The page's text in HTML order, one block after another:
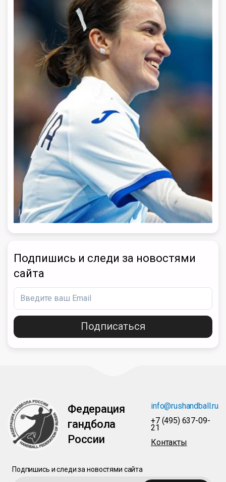
Подпишись и следи за новостями
сайта
Подписаться
Федерация
гандбола
России
info@rushandball.ru
+7 (495) 637-09-
21
Контакты
Подпишись и следи за новостями сайта